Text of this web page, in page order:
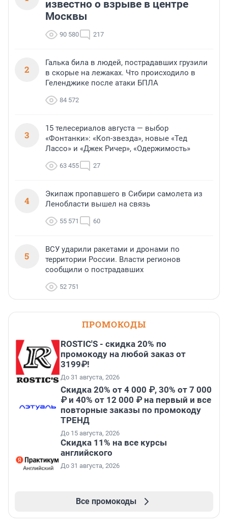
известно о взрыве в центре
Москвы
90 580 217
2
Галька била в людей, пострадавших грузили
в скорые на лежаках. Что происходило в
Геленджике после атаки БПЛА
84 572
3
15 телесериалов августа — выбор
«Фонтанки»: «Коп-звезда», новые «Тед
Лассо» и «Джек Ричер», «Одержимость»
63 455 27
4
Экипаж пропавшего в Сибири самолета из
Ленобласти вышел на связь
55 571 60
5
ВСУ ударили ракетами и дронами по
территории России. Власти регионов
сообщили о пострадавших
52 751
ПРОМОКОДЫ
ROSTIC'S - скидка 20% по
промокоду на любой заказ от
3199₽!
До 31 августа, 2026
Скидка 20% от 4 000 ₽, 30% от 7 000
₽ и 40% от 12 000 ₽ на первый и все
повторные заказы по промокоду
ТРЕНД
До 15 августа, 2026
Скидка 11% на все курсы
английского
До 31 августа, 2026
Все промокоды